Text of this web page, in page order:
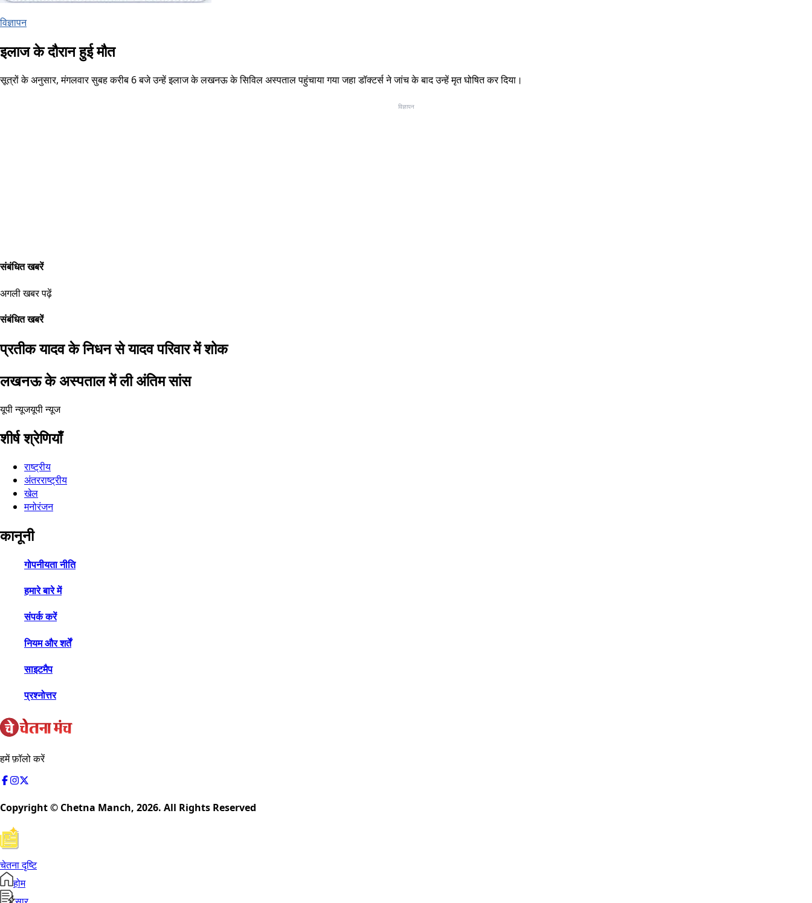
विज्ञापन
इलाज के दौरान हुई मौत
सूत्रों के अनुसार, मंगलवार सुबह करीब 6 बजे उन्हें इलाज के लखनऊ के सिविल अस्पताल पहुंचाया गया जहा डॉक्टर्स ने जांच के बाद उन्हें मृत घोषित कर दिया।
विज्ञापन
संबंधित खबरें
अगली खबर पढ़ें
संबंधित खबरें
प्रतीक यादव के निधन से यादव परिवार में शोक
लखनऊ के अस्पताल में ली अंतिम सांस
यूपी न्यूजयूपी न्यूज
शीर्ष श्रेणियाँ
राष्ट्रीय
अंतरराष्ट्रीय
खेल
मनोरंजन
कानूनी
गोपनीयता नीति
हमारे बारे में
संपर्क करें
नियम और शर्तें
साइटमैप
प्रश्नोत्तर
हमें फ़ॉलो करें
Copyright © Chetna Manch, 2026. All Rights Reserved
चेतना दृष्टि
होम